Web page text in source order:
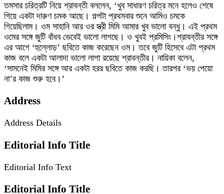
তমসার চরিত্রটি নিয়ে শ্রাবন্তী বললেন, ‘খুব সাধারণ চরিত্র মনে হলেও শেষে
গিয়ে একটা দারুণ চমক আছে। গল্পটা প্রথমবার শুনে আমিও চমকে
গিয়েছিলাম। ওম সাহানি আর ওর স্ত্রী মিমি আমার খুব ভালো বন্ধু। এই প্রথম
ওমের সঙ্গে জুটি বাঁধব ভেবেই ভালো লাগছে। ও খুবই প্রমিসিং।শ্রাবন্তীর সঙ্গে
এর আগে ‘হুল্লোড়’ ছবিতে কাজ করেছেন ওম। তবে জুটি হিসেবে এটা প্রথম
কাজ বলে একটা আলাদা ভালো লাগা রয়েছে শ্রাবন্তীর। নায়িকা বলেন,
‘সামনেই মিমির সঙ্গে আর একটা হরর ছবিতে কাজ করছি। তারপর ‘ভয় পেয়ো
না’র কাজ শুরু হবে।’
Address
Address Details
Editorial Info Title
Editorial Info Text
Editorial Info Title